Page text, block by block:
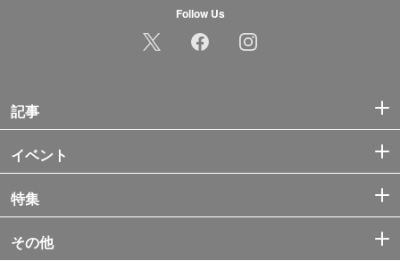
Follow Us
記事
イベント
特集
その他